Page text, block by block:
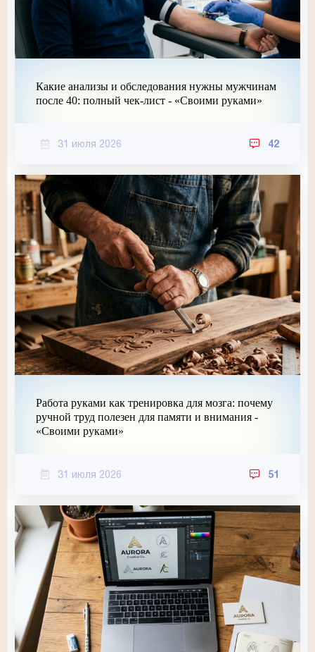
Какие анализы и обследования нужны мужчинам
после 40: полный чек-лист - «Своими руками»
31 июля 2026 42
Работа руками как тренировка для мозга: почему
ручной труд полезен для памяти и внимания -
«Своими руками»
31 июля 2026 51